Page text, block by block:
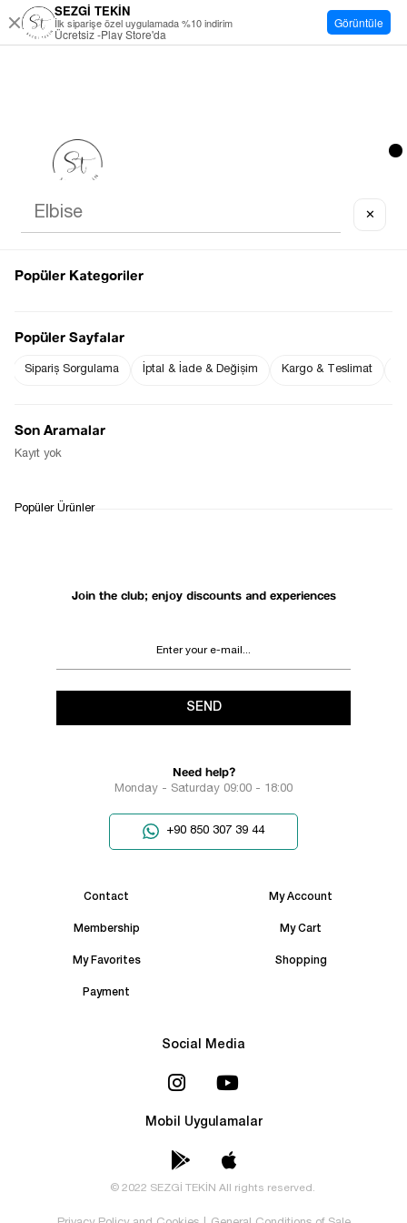
Join the club; enjoy discounts and experiences
SEND
Need help?
Monday - Saturday 09:00 - 18:00
+90 850 307 39 44
Contact My Account
Membership My Cart
My Favorites Shopping
Payment
Social Media
Mobil Uygulamalar
© 2022 SEZGİ TEKİN All rights reserved.
SEZGİ TEKİN
İlk siparişe özel uygulamada %10 indirim
Ücretsiz -Play Store'da
Görüntüle
✕
Popüler Kategoriler
Popüler Sayfalar
Sipariş Sorgulama İptal & İade & Değişim Kargo & Teslimat
Son Aramalar
Kayıt yok
Popüler Ürünler